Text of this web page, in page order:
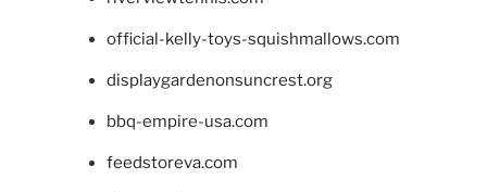
official-kelly-toys-squishmallows.com
displaygardenonsuncrest.org
bbq-empire-usa.com
feedstoreva.com